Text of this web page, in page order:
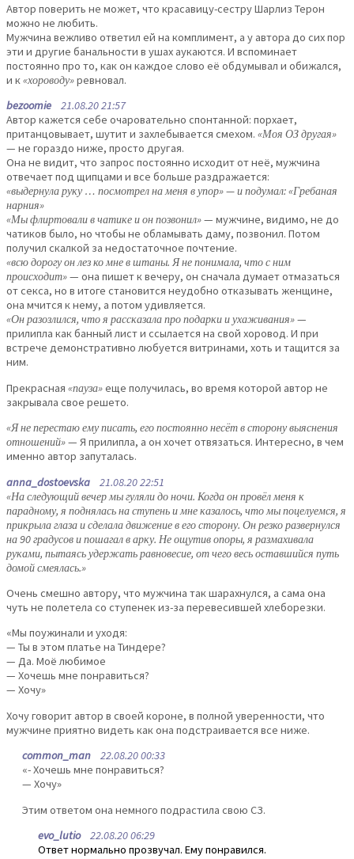
Автор поверить не может, что красавицу-сестру Шарлиз Терон
можно не любить.
Мужчина вежливо ответил ей на комплимент, а у автора до сих пор
эти и другие банальности в ушах аукаются. И вспоминает
постоянно про то, как он каждое слово её обдумывал и обижался,
и к«хороводу»ревновал.
bezoomie 21.08.20 21:57
Автор кажется себе очаровательно спонтанной: порхает,
пританцовывает, шутит и захлебывается смехом. «Моя ОЗ другая»
— не гораздо ниже, просто другая.
Она не видит, что запрос постоянно исходит от неё, мужчина
отвечает под щипцами и все больше раздражается:
«выдернула руку … посмотрел на меня в упор» — и подумал: «Гребаная
нарния»
«Мы флиртовали в чатике и он позвонил»— мужчине, видимо, не до
чатиков было, но чтобы не обламывать даму, позвонил. Потом
получил скалкой за недостаточное почтение.
«всю дорогу он лез ко мне в штаны. Я не понимала, что с ним
происходит»— она пишет к вечеру, он сначала думает отмазаться
от секса, но в итоге становится неудобно отказывать женщине,
она мчится к нему, а потом удивляется.
«Он разозлился, что я рассказала про подарки и ухаживания»—
прилипла как банный лист и ссылается на свой хоровод. И при
встрече демонстративно любуется витринами, хоть и тащится за
ним.
Прекрасная «пауза»еще получилась, во время которой автор не
закрывала свое решето.
«Я не перестаю ему писать, его постоянно несёт в сторону выяснения
отношений»— Я прилипла, а он хочет отвязаться. Интересно, в чем
именно автор запуталась.
anna_dostoevska 21.08.20 22:51
«На следующий вечер мы гуляли до ночи. Когда он провёл меня к
парадному, я поднялась на ступень и мне казалось, что мы поцелуемся, я
прикрыла глаза и сделала движение в его сторону. Он резко развернулся
на 90 градусов и пошагал в арку. Не ощутив опоры, я размахивала
руками, пытаясь удержать равновесие, от чего весь оставшийся путь
домой смеялась.»
Очень смешно автору, что мужчина так шарахнулся, а сама она
чуть не полетела со ступенек из-за перевесившей хлеборезки.
«Мы поужинали и уходя:
— Ты в этом платье на Тиндере?
— Да. Моё любимое
— Хочешь мне понравиться?
— Хочу»
Хочу говорит автор в своей короне, в полной уверенности, что
мужчине приятно видеть как она подстраивается все ниже.
common_man 22.08.20 00:33
«- Хочешь мне понравиться?
— Хочу»
Этим ответом она немного подрастила свою СЗ.
evo_lutio22.08.20 06:29
Ответ нормально прозвучал. Ему понравился.